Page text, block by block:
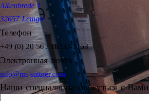
Alkenbrede 1
32657 Lemgo
Телефон
+49 (0) 20 56 / 16333-3153
Электронная почта
info@rm-suttner.com
Наши специалисты свяжуться с Вами